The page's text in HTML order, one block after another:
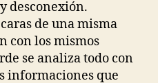
desconexión.
de una misma
con los mismos
se analiza todo con
informaciones que